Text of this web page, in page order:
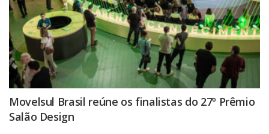
Movelsul Brasil reúne os finalistas do 27º Prêmio
Salão Design